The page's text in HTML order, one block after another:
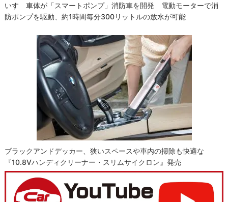
いすゞ車体が「スマートポンプ」消防車を開発 電動モーターで消
防ポンプを駆動、約1時間毎分300リットルの放水が可能
ブラックアンドデッカー、狭いスペースや車内の掃除も快適な
『10.8Vハンディクリーナー・スリムサイクロン』発売